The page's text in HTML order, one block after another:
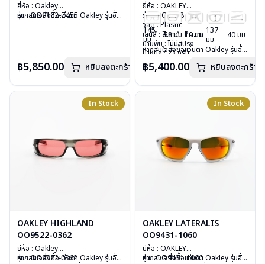
ยี่ห้อ : Oakley
รุ่น : OO9102-Z455
อุปกรณ์ : กล่องแว่น , ผ้าเช็ดแว่น
การรับประกัน : ประกันศูนย์ Luxottica
หากสนใจสั่งชื้อแว่นตา Oakley รุ่นอื่น
฿5,850.00 หยิบลงตะกร้า
ยี่ห้อ : OAKLEY
รุ่น : OO9438-0158
วัสดุ : Plastic
เลนส์ : สีเทาดำ Prizm
บานพับ : ไม่มีสปริง
น้ำหนัก : 23 กรัม
อุปกรณ์ : กล่องแว่น, ผ้าเช็ดแว่น, ถุง
ผ้าใส่แว่น
2 ปี
145
มม
58 มม 19 มม 137
มม
40 มม
หากสนใจสั่งชื้อแว่นตา Oakley รุ่นอื่น
ติดต่อเราคลิก
฿5,400.00 หยิบลงตะกร้า
In Stock
OAKLEY HIGHLAND
OO9522-0362
ยี่ห้อ : Oakley
รุ่น : OO9522-0362
หากสนใจสั่งชื้อแว่นตา Oakley รุ่นอื่น
In Stock
OAKLEY LATERALIS
OO9431-1060
ยี่ห้อ : OAKLEY
รุ่น : OO9431-1060
หากสนใจสั่งชื้อแว่นตา Oakley รุ่นอื่น